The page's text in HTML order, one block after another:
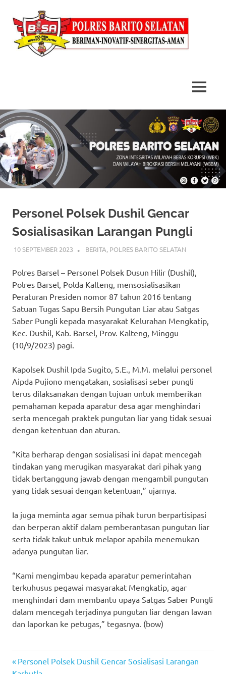
Skip
to
content
MENU
Personel Polsek Dushil Gencar
Sosialisasikan Larangan Pungli
10 SEPTEMBER 2023 ADMIN_POLRESBARSEL
BERITA, POLRES BARITO SELATAN
Polres Barsel – Personel Polsek Dusun Hilir (Dushil),
Polres Barsel, Polda Kalteng, mensosialisasikan
Peraturan Presiden nomor 87 tahun 2016 tentang
Satuan Tugas Sapu Bersih Pungutan Liar atau Satgas
Saber Pungli kepada masyarakat Kelurahan Mengkatip,
Kec. Dushil, Kab. Barsel, Prov. Kalteng, Minggu
(10/9/2023) pagi.
Kapolsek Dushil Ipda Sugito, S.E., M.M. melalui personel
Aipda Pujiono mengatakan, sosialisasi seber pungli
terus dilaksanakan dengan tujuan untuk memberikan
pemahaman kepada aparatur desa agar menghindari
serta mencegah praktek pungutan liar yang tidak sesuai
dengan ketentuan dan aturan.
“Kita berharap dengan sosialisasi ini dapat mencegah
tindakan yang merugikan masyarakat dari pihak yang
tidak bertanggung jawab dengan mengambil pungutan
yang tidak sesuai dengan ketentuan,” ujarnya.
Ia juga meminta agar semua pihak turun berpartisipasi
dan berperan aktif dalam pemberantasan pungutan liar
serta tidak takut untuk melapor apabila menemukan
adanya pungutan liar.
“Kami mengimbau kepada aparatur pemerintahan
terkuhusus pegawai masyarakat Mengkatip, agar
menghindari dam membantu upaya Satgas Saber Pungli
dalam mencegah terjadinya pungutan liar dengan lawan
dan laporkan ke petugas,” tegasnya. (bow)
Post
Previous
Personel Polsek Dushil Gencar Sosialisasi Larangan